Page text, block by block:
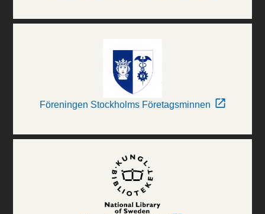
Föreningen Stockholms Företagsminnen